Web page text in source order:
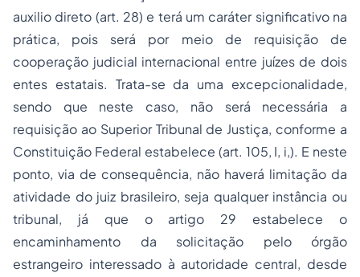
auxilio direto (art. 28) e terá um caráter significativo na
prática, pois será por meio de requisição de
cooperação judicial internacional entre juízes de dois
entes estatais. Trata-se da uma excepcionalidade,
sendo que neste caso, não será necessária a
requisição ao Superior Tribunal de Justiça, conforme a
Constituição Federal estabelece (art. 105, I, i,). E neste
ponto, via de consequência, não haverá limitação da
atividade do juiz brasileiro, seja qualquer instância ou
tribunal, já que o artigo 29 estabelece o
encaminhamento da solicitação pelo órgão
estrangeiro interessado à autoridade central, desde